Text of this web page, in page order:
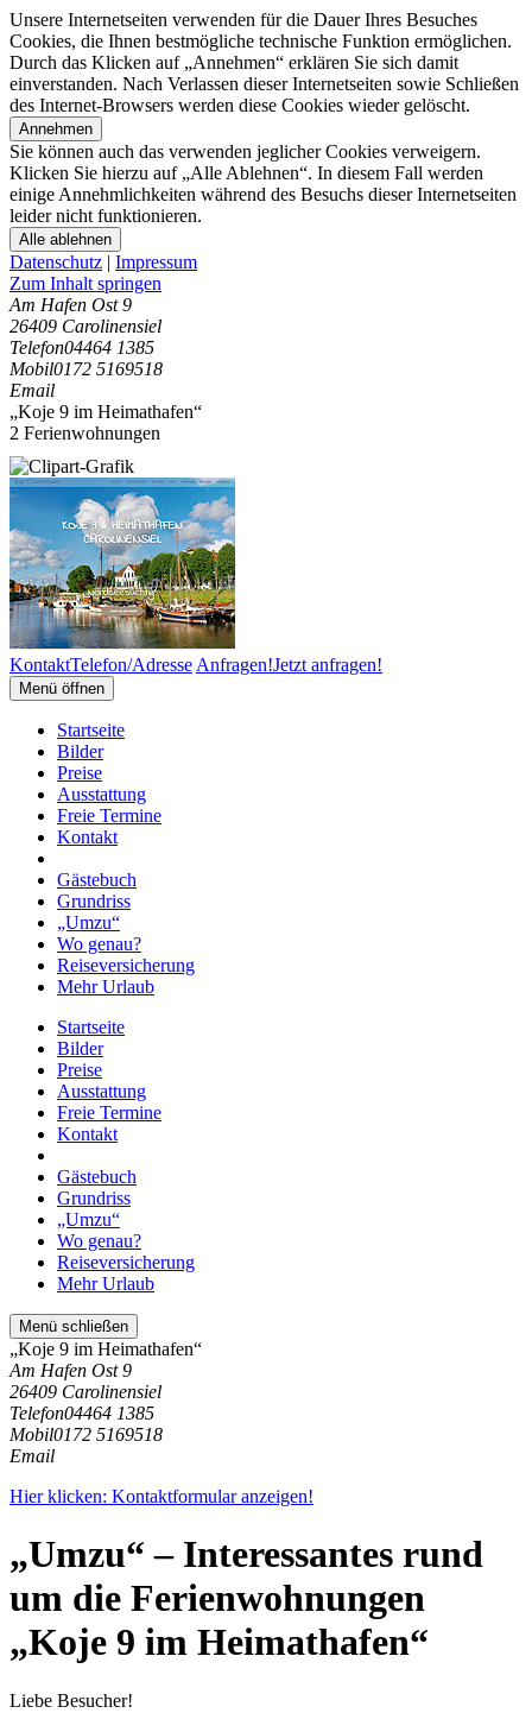
Unsere Internetseiten verwenden für die Dauer Ihres Besuches
Cookies, die Ihnen bestmögliche technische Funktion ermöglichen.
Durch das Klicken auf „Annehmen“ erklären Sie sich damit
einverstanden. Nach Verlassen dieser Internetseiten sowie Schließen
des Internet-Browsers werden diese Cookies wieder gelöscht.
Annehmen
Sie können auch das verwenden jeglicher Cookies verweigern.
Klicken Sie hierzu auf „Alle Ablehnen“. In diesem Fall werden
einige Annehmlichkeiten während des Besuchs dieser Internetseiten
leider nicht funktionieren.
Alle ablehnen
Datenschutz | Impressum
Zum Inhalt springen
Am Hafen Ost 9
26409 Carolinensiel
Telefon04464 1385
Mobil0172 5169518
Email
„Koje 9 im Heimathafen“
2 Ferienwohnungen
KontaktTelefon/Adresse Anfragen!Jetzt anfragen!
Menü öffnen
Startseite
Bilder
Preise
Ausstattung
Freie Termine
Kontakt
Gästebuch
Grundriss
„Umzu“
Wo genau?
Reiseversicherung
Mehr Urlaub
Startseite
Bilder
Preise
Ausstattung
Freie Termine
Kontakt
Gästebuch
Grundriss
„Umzu“
Wo genau?
Reiseversicherung
Mehr Urlaub
Menü schließen
„Koje 9 im Heimathafen“
Am Hafen Ost 9
26409 Carolinensiel
Telefon04464 1385
Mobil0172 5169518
Email
Hier klicken: Kontaktformular anzeigen!
„Umzu“ – Interessantes rund
um die Ferienwohnungen
„Koje 9 im Heimathafen“
Liebe Besucher!